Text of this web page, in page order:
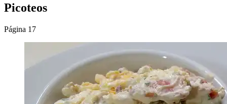
Picoteos
Página 17